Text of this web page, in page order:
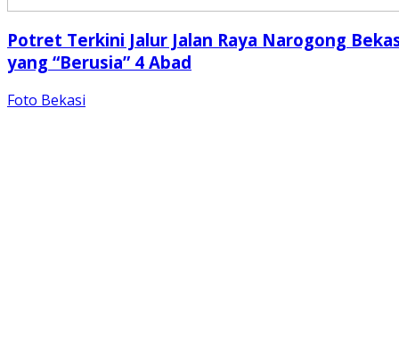
Potret Terkini Jalur Jalan Raya Narogong
yang “Berusia” 4 Abad
Foto Bekasi